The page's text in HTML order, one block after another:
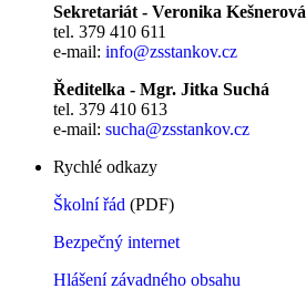
Sekretariát - Veronika Kešnerová
tel. 379 410 611
e-mail: info@zsstankov.cz
Ředitelka - Mgr. Jitka Suchá
tel. 379 410 613
e-mail: sucha@zsstankov.cz
Rychlé odkazy
Školní řád (PDF)
Bezpečný internet
Hlášení závadného obsahu